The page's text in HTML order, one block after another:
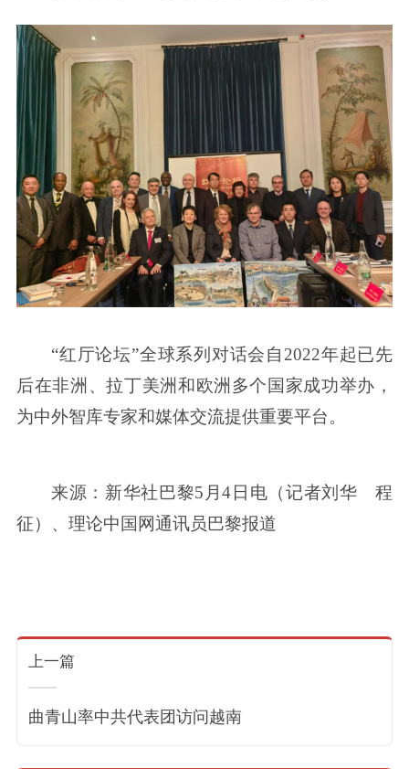
“红厅论坛”全球系列对话会自2022年起已先
后在非洲、拉丁美洲和欧洲多个国家成功举办，
为中外智库专家和媒体交流提供重要平台。
来源：新华社巴黎5月4日电（记者刘华 程
征）、理论中国网通讯员巴黎报道
上一篇
曲青山率中共代表团访问越南